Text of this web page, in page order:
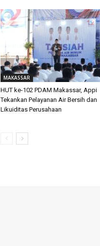
MAKASSAR
HUT ke-102 PDAM Makassar, Appi
Tekankan Pelayanan Air Bersih dan
Likuiditas Perusahaan